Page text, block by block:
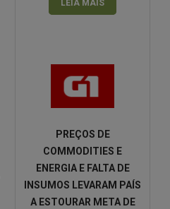
LEIA MAIS
PREÇOS DE
COMMODITIES E
ENERGIA E FALTA DE
INSUMOS LEVARAM PAÍS
A ESTOURAR META DE